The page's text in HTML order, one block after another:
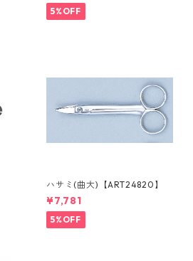
5%OFF
ハサミ(曲大)【ART24820】
¥7,781
5%OFF